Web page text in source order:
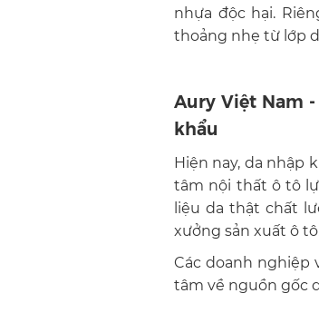
nhựa độc hại.
thoảng nhẹ từ lớp
Aury Việt Nam
khẩu
Hiện nay, da nhập
tâm nội thất ô tô
liệu da thật chất
xưởng sản xuất ô
Các doanh
tâm về nguồn gốc